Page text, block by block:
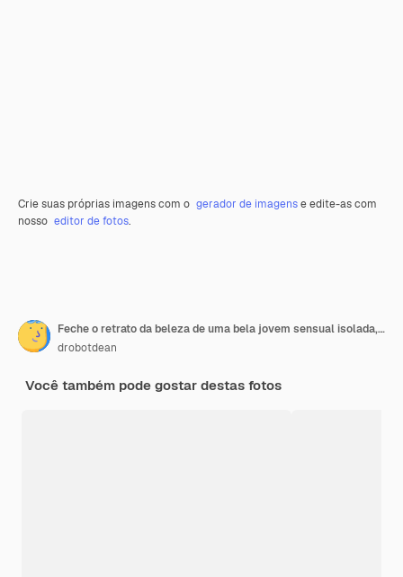
Crie suas próprias imagens com o gerador de imagense edite-as com
nosso editor de fotos.
Feche o retrato da beleza de uma bela jovem sensual isolada, mostrando fatias de limão
drobotdean
Você também pode gostar destas fotos